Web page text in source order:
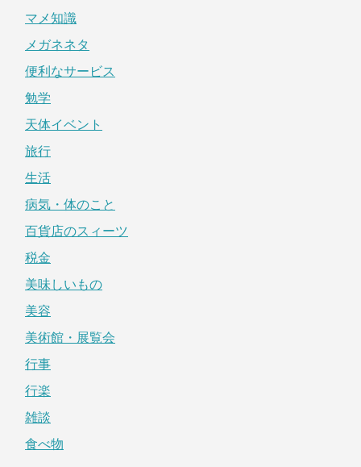
マメ知識
メガネネタ
便利なサービス
勉学
天体イベント
旅行
生活
病気・体のこと
百貨店のスィーツ
税金
美味しいもの
美容
美術館・展覧会
行事
行楽
雑談
食べ物